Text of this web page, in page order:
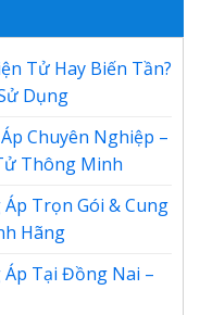
Tử Hay Biến Tần?
Dụng
Chuyên Nghiệp –
Thông Minh
Trọn Gói & Cung
Hãng
Tại Đồng Nai –